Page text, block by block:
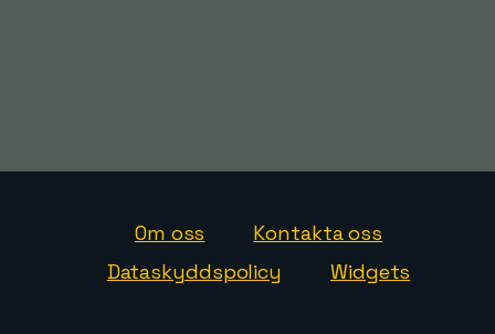
Om oss
Kontakta oss
Dataskyddspolicy
Widgets